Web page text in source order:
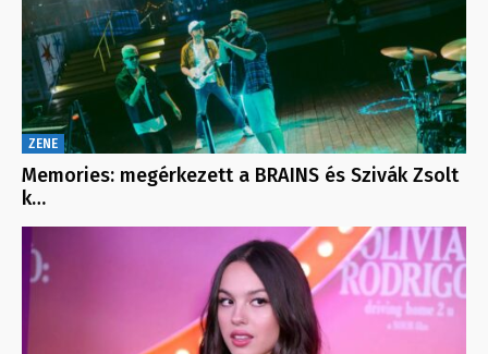
ZENE
Memories: megérkezett a BRAINS és Szivák Zsolt
k…